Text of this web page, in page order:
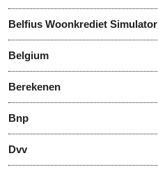
Belfius Woonkrediet Simulator
Belgium
Berekenen
Bnp
Dvv